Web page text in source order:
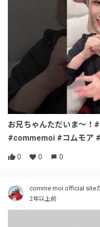
お兄ちゃんただいま〜！
#commemoi #コムモア
0 0 0
comme moi official site
2年以上前